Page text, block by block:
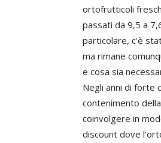
ortofrutticoli
passati da 9,5 a
particolare, c’è
ma rimane
e cosa sia
Negli anni di forte
contenimento
coinvolgere in
discount dove